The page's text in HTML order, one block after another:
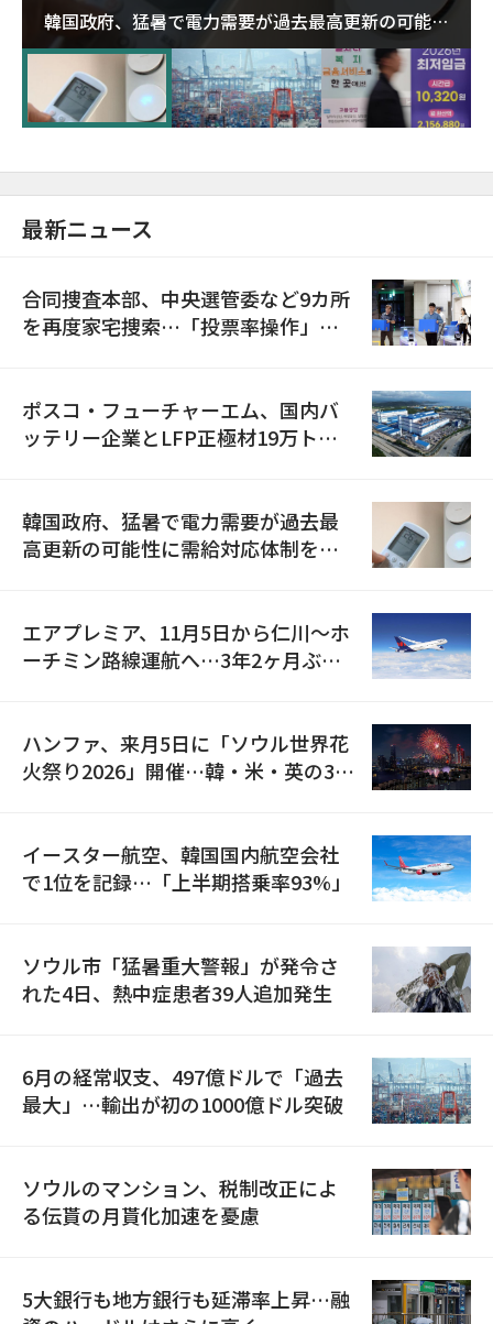
韓国政府、猛暑で電力需要が過去最高更新の可能性
に需給対応体制を点検
最新ニュース
合同捜査本部、中央選管委など9カ所
を再度家宅捜索…「投票率操作」の
ポスコ・フューチャーエム、国内バ
ッテリー企業とLFP正極材19万トン
韓国政府、猛暑で電力需要が過去最
高更新の可能性に需給対応体制を点
エアプレミア、11月5日から仁川〜ホ
ーチミン路線運航へ…3年2ヶ月ぶり
ハンファ、来月5日に「ソウル世界花
火祭り2026」開催…韓・米・英の3カ
イースター航空、韓国国内航空会社
で1位を記録…「上半期搭乗率93%」
ソウル市「猛暑重大警報」が発令さ
れた4日、熱中症患者39人追加発生
6月の経常収支、497億ドルで「過去
最大」…輸出が初の1000億ドル突破
ソウルのマンション、税制改正によ
る伝貰の月貰化加速を憂慮
5大銀行も地方銀行も延滞率上昇…融